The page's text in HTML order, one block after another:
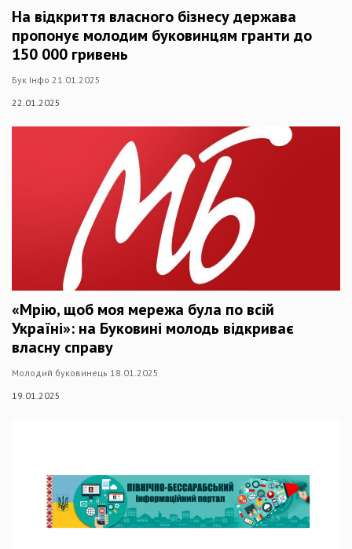
На відкриття власного бізнесу держава
пропонує молодим буковинцям гранти до
150 000 гривень
Бук Інфо 21.01.2025
22.01.2025
«Мрію, щоб моя мережа була по всій
Україні»: на Буковині молодь відкриває
власну справу
Молодий буковинець 18.01.2025
19.01.2025